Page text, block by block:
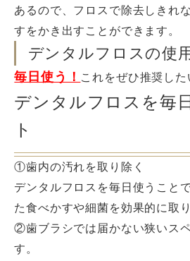
あるので、フロスで除去しきれ
すをかき出すことができます。
デンタルフロスの使
毎日使う！ これをぜひ推奨した
デンタルフロスを毎
ト
①歯内の汚れを取り除く
デンタルフロスを毎日使うこと
た食べかすや細菌を効果的に取
②歯ブラシでは届かない狭いス
す。